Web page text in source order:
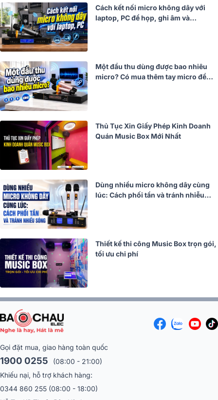
Cách kết nối micro không dây với
laptop, PC để họp, ghi âm và
Một đầu thu dùng được bao nhiêu
micro? Có mua thêm tay micro để
Thủ Tục Xin Giấy Phép Kinh Doanh
Quán Music Box Mới Nhất
Dùng nhiều micro không dây cùng
lúc: Cách phối tần và tránh nhiễu
Thiết kế thi công Music Box trọn gói,
tối ưu chi phí
Gọi đặt mua, giao hàng toàn quốc
1900 0255
(08:00 - 21:00)
Khiếu nại, hỗ trợ khách hàng:
0344 860 255 (08:00 - 18:00)